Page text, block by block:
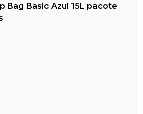
Bag Basic Azul 15L pacote